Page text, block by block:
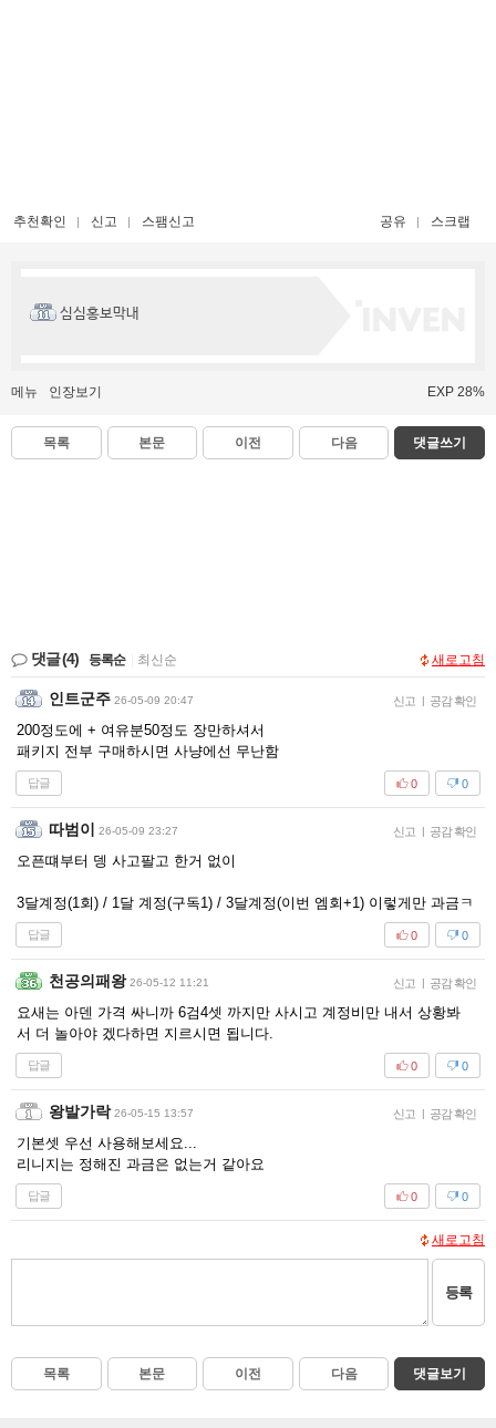
추천확인 신고 스팸신고 공유 스크랩
심심홍보막내
메뉴 인장보기 EXP 28%
목록 본문 이전 다음 댓글쓰기
댓글(4) 등록순 최신순 새로고침
인트군주 26-05-09 20:47 신고 | 공감 확인
200정도에 + 여유분50정도 장만하셔서
패키지 전부 구매하시면 사냥에선 무난함
답글 0
0
따범이 26-05-09 23:27 신고 | 공감 확인
오픈떄부터 뎅 사고팔고 한거 없이
3달계정(1회) / 1달 계정(구독1) / 3달계정(이번 엠회+1) 이렇게만 과금ㅋ
답글 0
0
천공의패왕 26-05-12 11:21 신고 | 공감 확인
요새는 아덴 가격 싸니까 6검4셋 까지만 사시고 계정비만 내서 상황봐
서 더 놀아야 겠다하면 지르시면 됩니다.
답글 0
0
왕발가락 26-05-15 13:57 신고 | 공감 확인
기본셋 우선 사용해보세요...
리니지는 정해진 과금은 없는거 같아요
답글 0
0
새로고침
등록
목록 본문 이전 다음 댓글보기